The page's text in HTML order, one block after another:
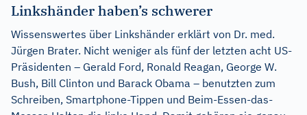
Linkshänder haben’s schwerer
Wissenswertes über Linkshänder erklärt von Dr. med.
Jürgen Brater. Nicht weniger als fünf der letzten acht US-
Präsidenten – Gerald Ford, Ronald Reagan, George W.
Bush, Bill Clinton und Barack Obama – benutzten zum
Schreiben, Smartphone-Tippen und Beim-Essen-das-